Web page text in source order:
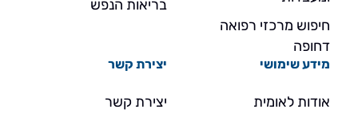
חיפוש מרכזי רפואה
דחופה
בריאות הנפש
מידע שימושי
אודות לאומית
יצירת קשר
יצירת קשר